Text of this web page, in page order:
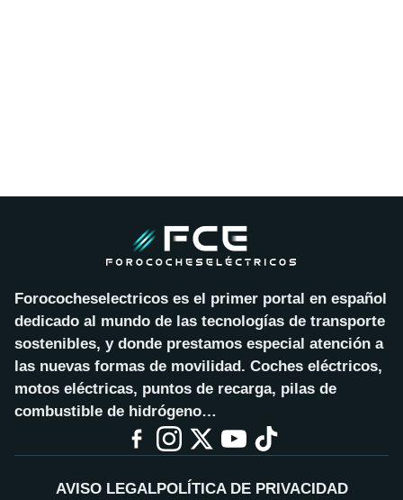
Forococheselectricos es el primer portal en español
dedicado al mundo de las tecnologías de transporte
sostenibles, y donde prestamos especial atención a
las nuevas formas de movilidad. Coches eléctricos,
motos eléctricas, puntos de recarga, pilas de
combustible de hidrógeno…
AVISO LEGALPOLÍTICA DE PRIVACIDAD